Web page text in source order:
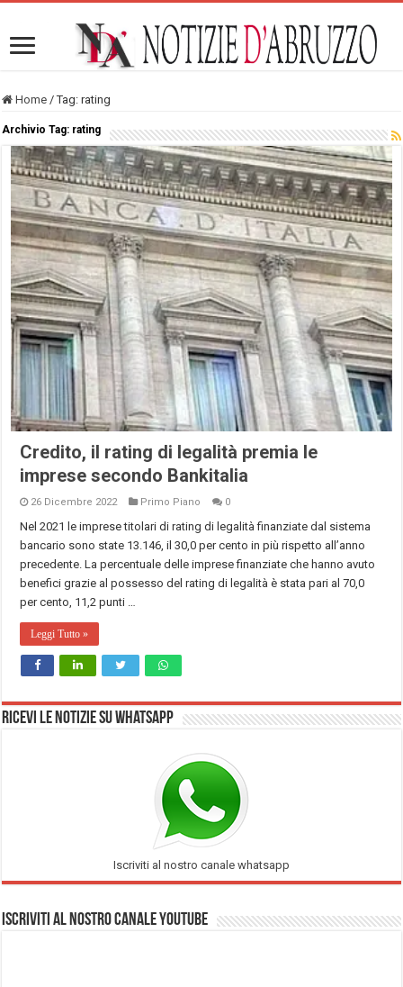
Home / Tag:rating
Archivio Tag: rating
Credito, il rating di legalità premia le
imprese secondo Bankitalia
26 Dicembre 2022 Primo Piano 0
Nel 2021 le imprese titolari di rating di legalità finanziate dal sistema
bancario sono state 13.146, il 30,0 per cento in più rispetto all’anno
precedente. La percentuale delle imprese finanziate che hanno avuto
benefici grazie al possesso del rating di legalità è stata pari al 70,0
per cento, 11,2 punti …
Leggi Tutto »
Ricevi le notizie su Whatsapp
Iscriviti al nostro canale whatsapp
Iscriviti al nostro Canale Youtube